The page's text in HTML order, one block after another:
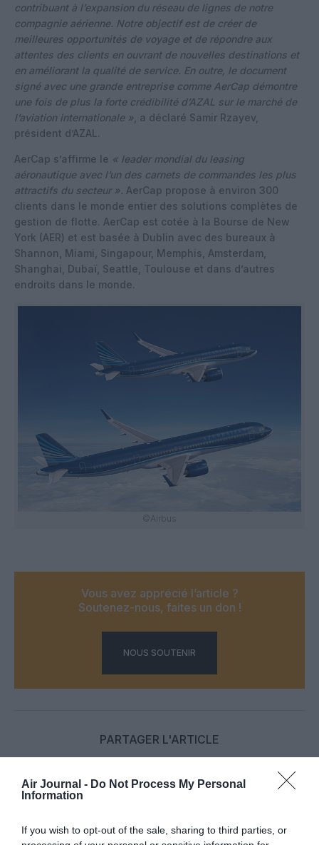
Air Journal - Do Not Process My Personal
Information
If you wish to opt-out of the sale, sharing to third parties, or
contribuant à l’expansion du réseau de lignes de notre
compagnie aérienne. Notre objectif est de créer de
meilleures opportunités de voyage et de répondre aux
attentes des clients en ouvrant de nouvelles destinations et
en améliorant la qualité de service. En outre, le document
signé avec une grande entreprise comme AerCap démontre
une fois de plus la forte crédibilité d’AZAL sur le marché de
l’aviation internationale » , a déclaré Samir Rzayev,
président d’AZAL.
AerCap s’affirme le « leader mondial du leasing
aéronautique avec l’un des carnets de commandes les plus
attractifs du secteur ». AerCap propose à environ 300
clients dans le monde entier des solutions complètes de
gestion de flotte. AerCap est cotée à la Bourse de New
York (AER) et est basée à Dublin avec des bureaux à
Shannon, Miami, Singapour, Memphis, Amsterdam,
Shanghai, Dubaï, Seattle, Toulouse et dans d’autres
endroits dans le monde.
©Airbus
Vous avez apprécié l’article ?
Soutenez-nous, faites un don !
NOUS SOUTENIR
PARTAGER L'ARTICLE